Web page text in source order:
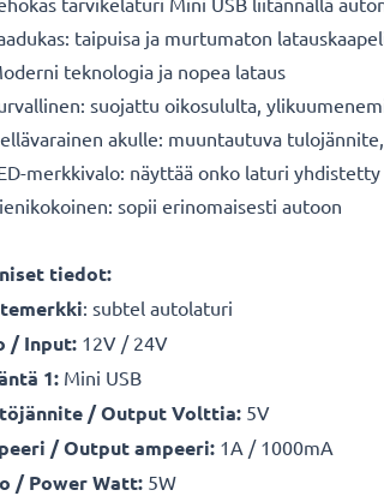
taipuisa ja murtumaton
teknologia ja nopea lataus
suojattu oikosululta,
akulle: muuntautuva
merkkivalo: näyttää onko laturi
sopii erinomaisesti autoon
tiedot:
: subtel autolaturi
/ Input: 12V / 24V
1: Mini USB
/ Output Volttia: 5V
/ Output ampeeri: 1A / 1000mA
/ Power Watt: 5W